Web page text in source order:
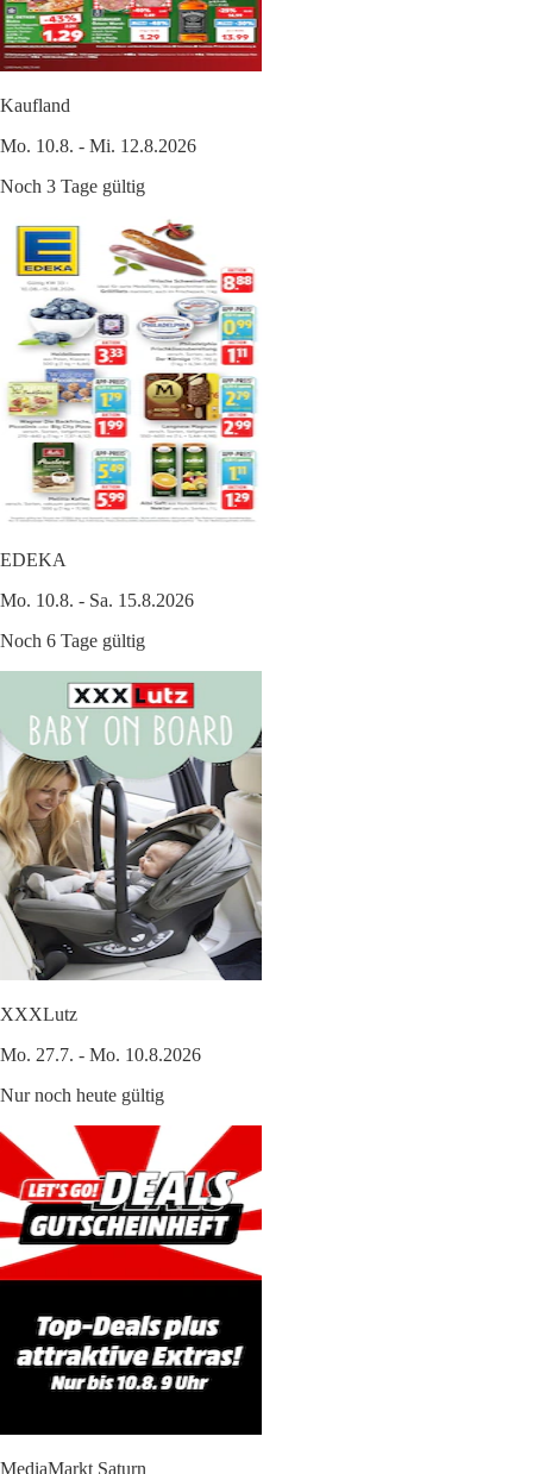
Kaufland
Mo. 10.8. - Mi. 12.8.2026
Noch 3 Tage gültig
EDEKA
Mo. 10.8. - Sa. 15.8.2026
Noch 6 Tage gültig
XXXLutz
Mo. 27.7. - Mo. 10.8.2026
Nur noch heute gültig
MediaMarkt Saturn